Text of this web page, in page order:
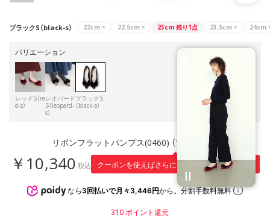
ブラックS（black-s） 22cm × 22.5cm × 23cm 残り1点 23.5cm × 24cm
バリエーション
レッドS（re
d-s）
レオパード
S（leopard-
s）
ブラックS
（black-s）
リボンフラットパンプス(0460) （ブラックS）
￥10,340 税込 クーポンを使えばさらに 1,034 円引き！※適用条件
なら 3回払いで月々3,446円から。分割手数料無料
310ポイント還元